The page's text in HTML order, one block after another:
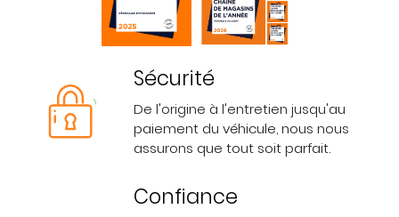
Sécurité
De l'origine à l'entretien jusqu'au
paiement du véhicule, nous nous
assurons que tout soit parfait.
Confiance